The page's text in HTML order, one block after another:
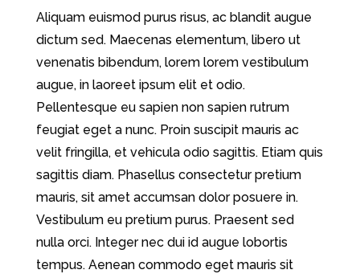
Aliquam euismod purus risus, ac blandit augue
dictum sed. Maecenas elementum, libero ut
venenatis bibendum, lorem lorem vestibulum
augue, in laoreet ipsum elit et odio.
Pellentesque eu sapien non sapien rutrum
feugiat eget a nunc. Proin suscipit mauris ac
velit fringilla, et vehicula odio sagittis. Etiam quis
sagittis diam. Phasellus consectetur pretium
mauris, sit amet accumsan dolor posuere in.
Vestibulum eu pretium purus. Praesent sed
nulla orci. Integer nec dui id augue lobortis
tempus. Aenean commodo eget mauris sit